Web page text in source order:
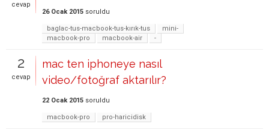
cevap
26 Ocak 2015 soruldu
baglac-tus-macbook-tus-kırık-tus
mini-
macbook-pro
macbook-air -
2
cevap
mac ten iphoneye nasıl
video/fotoğraf aktarılır?
22 Ocak 2015 soruldu
macbook-pro pro-haricidisk